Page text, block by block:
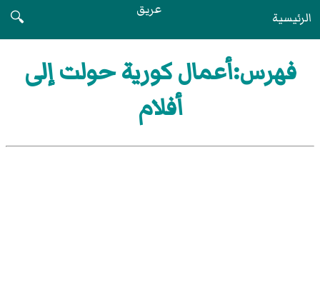
الرئيسية عريق
🔍
فهرس:أعمال كورية حولت إلى
أفلام